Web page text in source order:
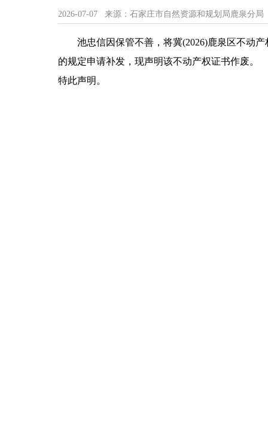
2026-07-07 来源：石家庄市自然资源和规划局鹿泉分局
池忠信因保管不善，将冀(2026)鹿泉区不动
的规定申请补发，现声明该不动产权证书作废。
特此声明。